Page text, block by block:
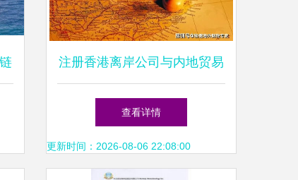
注册香港离岸公司与内地贸易
公司的区别及离岸公司在外贸
中的作用
查看详情
更新时间：2026-08-06 22:08:00